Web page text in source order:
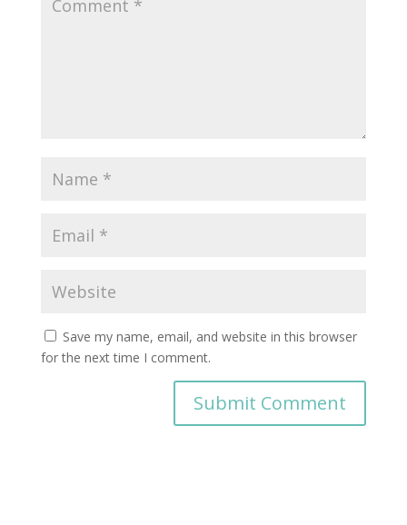
Save my name, email, and website in this browser
for the next time I comment.